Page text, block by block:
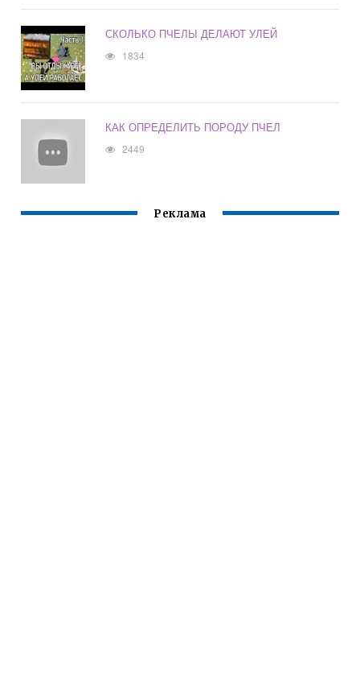
СКОЛЬКО ПЧЕЛЫ ДЕЛАЮТ УЛЕЙ
1834
КАК ОПРЕДЕЛИТЬ ПОРОДУ ПЧЕЛ
2449
Реклама